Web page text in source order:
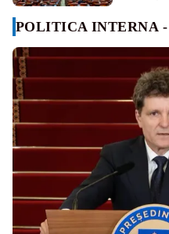
POLITICA INTERNA